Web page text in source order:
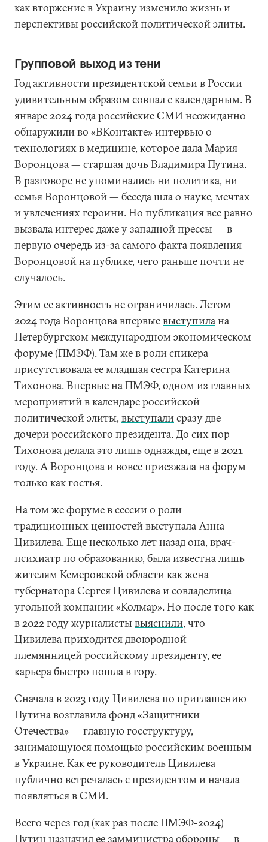
как вторжение в Украину изменило жизнь и
перспективы российской политической элиты.
Групповой выход из тени
Год активности президентской семьи в России
удивительным образом совпал с календарным. В
январе 2024 года российские СМИ неожиданно
обнаружили во «ВКонтакте» интервью о
технологиях в медицине, которое дала Мария
Воронцова — старшая дочь Владимира Путина.
В разговоре не упоминались ни политика, ни
семья Воронцовой — беседа шла о науке, мечтах
и увлечениях героини. Но публикация все равно
вызвала интерес даже у западной прессы — в
первую очередь из-за самого факта появления
Воронцовой на публике, чего раньше почти не
случалось.
Этим ее активность не ограничилась. Летом
2024 года Воронцова впервыевыступилана
Петербургском международном экономическом
форуме (ПМЭФ). Там же в роли спикера
присутствовала ее младшая сестра Катерина
Тихонова. Впервые на ПМЭФ, одном из главных
мероприятий в календаре российской
политической элиты, выступалисразу две
дочери российского президента. До сих пор
Тихонова делала это лишь однажды, еще в 2021
году. А Воронцова и вовсе приезжала на форум
только как гостья.
На том же форуме в сессии о роли
традиционных ценностей выступала Анна
Цивилева. Еще несколько лет назад она, врач-
психиатр по образованию, была известна лишь
жителям Кемеровской области как жена
губернатора Сергея Цивилева и совладелица
угольной компании «Колмар». Но после того как
в 2022 году журналистывыяснили, что
Цивилева приходится двоюродной
племянницей российскому президенту, ее
карьера быстро пошла в гору.
Сначала в 2023 году Цивилева по приглашению
Путина возглавила фонд «Защитники
Отечества» — главную госструктуру,
занимающуюся помощью российским военным
в Украине. Как ее руководитель Цивилева
публично встречалась с президентом и начала
появляться в СМИ.
Всего через год (как раз после ПМЭФ-2024)
Путин назначил ее замминистра обороны — в